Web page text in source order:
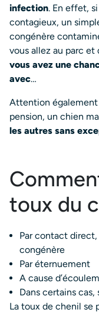
infection. En effet,
contagieux, un
congénère
vous allez au parc et
vous avez une
avec…
Attention également
pension, un chien
les autres sans
toux du
Par contact direct,
congénère
Par éternuement
A cause
Dans certains
La toux de chenil se